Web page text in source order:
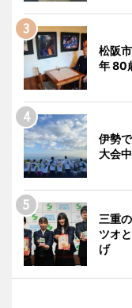
松阪
年 80
伊勢
大会
三重
ツオ
げ